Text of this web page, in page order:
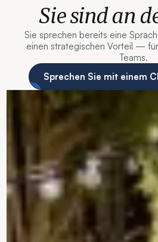
Sie sind an
Sie sprechen bereits eine
einen strategischen Vorteil —
Teams.
Sprechen Sie mit einem